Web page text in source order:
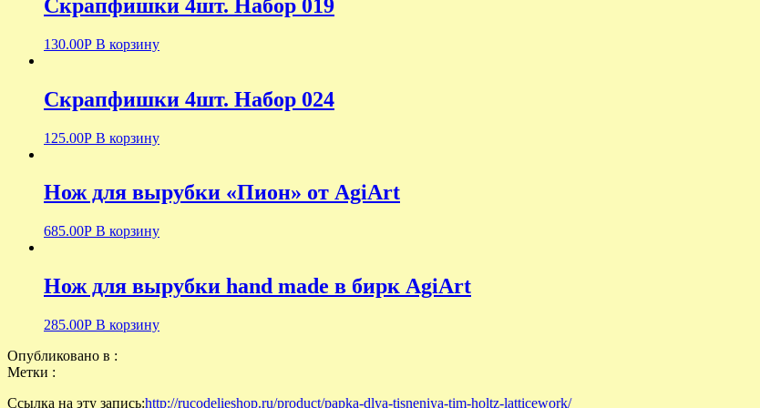
Скрапфишки 4шт. Набор 019
130.00Р В корзину
Скрапфишки 4шт. Набор 024
125.00Р В корзину
Нож для вырубки «Пион» от AgiArt
685.00Р В корзину
Нож для вырубки hand made в бирк AgiArt
285.00Р В корзину
Опубликовано в :
Метки :
Ссылка на эту запись:http://rucodelieshop.ru/product/papka-dlya-tisneniya-tim-holtz-latticework/